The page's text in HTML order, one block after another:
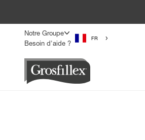
Notre Groupe
Besoin d'aide ?
FR
Grosfillex